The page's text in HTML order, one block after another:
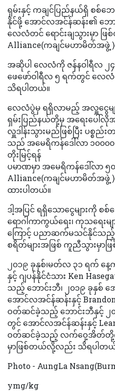
ရှမ်းနှင့် ကချင်ပြည်နယ်ရှိ စစ်ဘ
နိုင်ဖို့ အောင်လအင်န်ဆန်း၏ ဘ
လေလံတင် ရောင်းချသွားမှာ ဖ
Alliance(ကချင်မဟာမိတ်အဖွဲ့
အဆိုပါ လေလံကို ဇန်နဝါရီလ ၂၄
ဖေဖော်ဝါရီလ ၅ ရက်တွင် လ
သိရပါတယ်။
လေလံပွဲမှ ရရှိလာမည့် အလှူငွေမျ
ရှမ်းပြည်နယ်တို့မှ အရေးပေါ်
လှူဒါန်းသွားမည်ဖြစ်ပြီး ပစ္စ
သည် အမေရိကန်ဒေါ်လာ ၁၀၀၀၀
တိုးမြင့်ရန်
ပမာဏမှာ အမေရိကန်ဒေါ်လာ
Alliance(ကချင်မဟာမိတ်အဖွဲ့ )
ထားပါတယ်။
ဒါ့အပြင် ရရှိသောငွေများကို စ
ရောဂါကာကွယ်ရေး၊ ကုသရေးမ
ကြောင့် ပညာဆက်မသင်နိုင်သည့်
စရိတ်များအဖြစ် ကူညီသွားမှ
၂၀၁၉ ခုနှစ်၊မတ်လ ၃၁ ရက် န
နှင့် ဂျပန်နိုင်ငံသား Ken
သည့် ဘောင်းဘီ၊ ၂၀၁၉ ခုနှစ်
အောင်လအင်န်ဆန်းနှင့်
ဝတ်ဆင်ခဲ့သည့် ဘောင်းဘီနှင့် ၂
တွင် အောင်လအင်န်ဆန်းနှင့်
ဝတ်ဆင်ခဲ့သည့် လက်ဝှေ့အိတ်တို့ကို
မှာဖြစ်တယ်လို့လည်း သိရပါတ
Photo - AungLa
ymg/kg